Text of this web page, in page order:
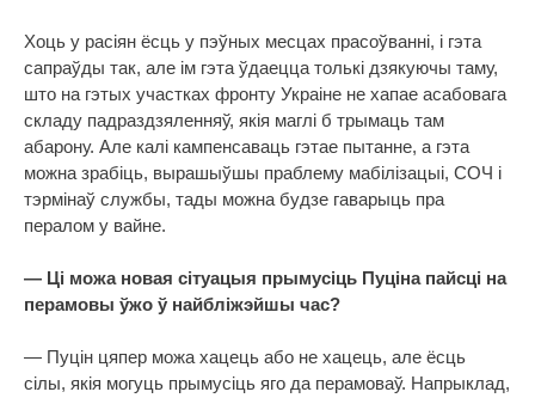
Хоць у расіян ёсць у пэўных месцах прасоўванні, і гэта
сапраўды так, але ім гэта ўдаецца толькі дзякуючы таму,
што на гэтых участках фронту Украіне не хапае асабовага
складу падраздзяленняў, якія маглі б трымаць там
абарону. Але калі кампенсаваць гэтае пытанне, а гэта
можна зрабіць, вырашыўшы праблему мабілізацыі, СОЧ і
тэрмінаў службы, тады можна будзе гаварыць пра
пералом у вайне.
— Ці можа новая сітуацыя прымусіць Пуціна пайсці на
перамовы ўжо ў найбліжэйшы час?
— Пуцін цяпер можа хацець або не хацець, але ёсць
сілы, якія могуць прымусіць яго да перамоваў. Напрыклад,